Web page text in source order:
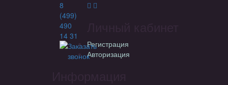
8
(499)
490
14 31
Заказать
звонок
Регистрация
Авторизация